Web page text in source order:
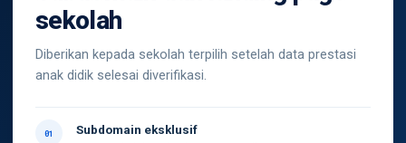
sekolah
Diberikan kepada sekolah terpilih setelah data prestasi
anak didik selesai diverifikasi.
01 Subdomain eksklusif